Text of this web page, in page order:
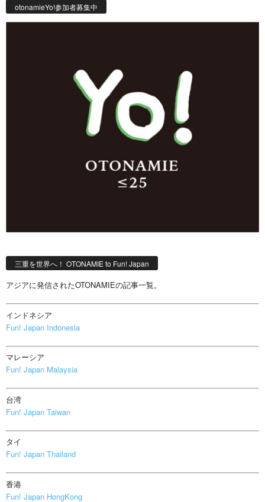
otonamieYo!参加者募集中
三重を世界へ！ OTONAMIE to Fun! Japan
アジアに発信されたOTONAMIEの記事一覧。
インドネシア
Fun! Japan Indonesia
マレーシア
Fun! Japan Malaysia
台湾
Fun! Japan Taiwan
タイ
Fun! Japan Thailand
香港
Fun! Japan HongKong